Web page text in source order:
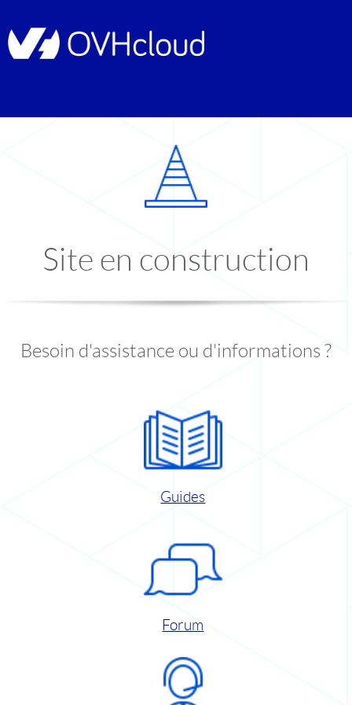
Site en construction
Besoin d'assistance ou d'informations ?
Guides
Forum